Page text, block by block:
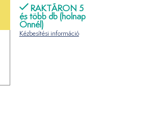
RAKTÁRON 5
és több db (holnap
Önnél)
Kézbesítési információ